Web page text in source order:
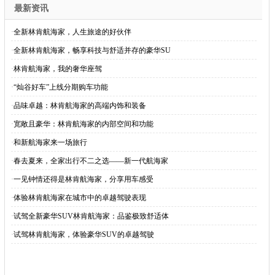
最新资讯
·全新林肯航海家，人生旅途的好伙伴
·全新林肯航海家，畅享科技与舒适并存的豪华SU
·林肯航海家，我的奢华座驾
·“灿谷好车”上线分期购车功能
·品味卓越：林肯航海家的高端内饰和装备
·宽敞且豪华：林肯航海家的内部空间和功能
·和新航海家来一场旅行
·春去夏来，全家出行不二之选——新一代航海家
·一见钟情还得是林肯航海家，分享用车感受
·体验林肯航海家在城市中的卓越驾驶表现
·试驾全新豪华SUV林肯航海家：品鉴极致舒适体
·试驾林肯航海家，体验豪华SUV的卓越驾驶